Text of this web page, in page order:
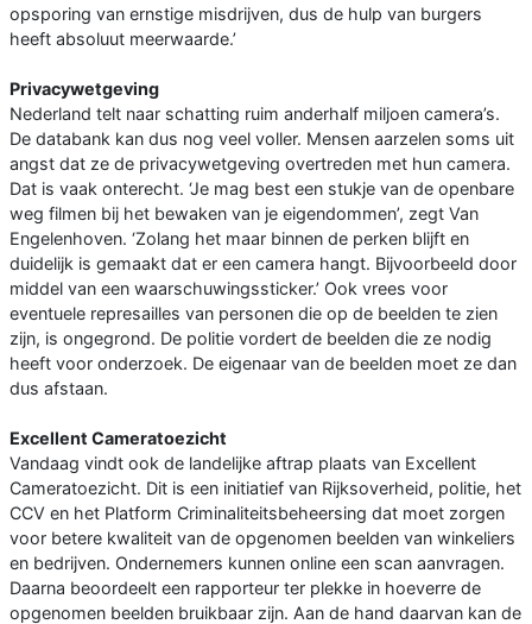
opsporing van ernstige misdrijven, dus de hulp van burgers
heeft absoluut meerwaarde.’
Privacywetgeving
Nederland telt naar schatting ruim anderhalf miljoen camera’s.
De databank kan dus nog veel voller. Mensen aarzelen soms uit
angst dat ze de privacywetgeving overtreden met hun camera.
Dat is vaak onterecht. ‘Je mag best een stukje van de openbare
weg filmen bij het bewaken van je eigendommen’, zegt Van
Engelenhoven. ‘Zolang het maar binnen de perken blijft en
duidelijk is gemaakt dat er een camera hangt. Bijvoorbeeld door
middel van een waarschuwingssticker.’ Ook vrees voor
eventuele represailles van personen die op de beelden te zien
zijn, is ongegrond. De politie vordert de beelden die ze nodig
heeft voor onderzoek. De eigenaar van de beelden moet ze dan
dus afstaan.
Excellent Cameratoezicht
Vandaag vindt ook de landelijke aftrap plaats van Excellent
Cameratoezicht. Dit is een initiatief van Rijksoverheid, politie, het
CCV en het Platform Criminaliteitsbeheersing dat moet zorgen
voor betere kwaliteit van de opgenomen beelden van winkeliers
en bedrijven. Ondernemers kunnen online een scan aanvragen.
Daarna beoordeelt een rapporteur ter plekke in hoeverre de
opgenomen beelden bruikbaar zijn. Aan de hand daarvan kan de